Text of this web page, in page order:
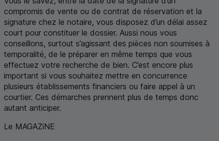
compromis de vente ou de contrat de réservation et la
signature chez le notaire, vous disposez d’un délai assez
court pour constituer le dossier. Aussi nous vous
conseillons, surtout s’agissant des pièces non soumises à
temporalité, de le préparer en même temps que vous
effectuez votre recherche de bien. C’est encore plus
important si vous souhaitez mettre en concurrence
plusieurs établissements financiers ou faire appel à un
courtier. Ces démarches prennent plus de temps donc
autant anticiper.
Le MAGAZiNE